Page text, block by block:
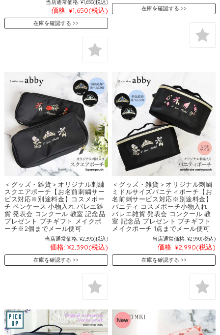
当店通常価格: ¥1,650(税込)
価格: ¥1,650(税込)
在庫を確認する
在庫を確認する
＜グッズ・雑貨＞オリジナル刺繍
スクエアポーチ【お名前刺繍サー
ビス対応※別途料金】コスメポー
チ ペンケース 小物入れ バレエ雑
貨 発表会 コンクール 教室 記念品
プレゼント プチギフト メイクポ
ーチ※2個までメール便可
当店通常価格: ¥2,390(税込)
価格: ¥2,390(税込)
在庫を確認する
＜グッズ・雑貨＞オリジナル刺繍
ミドルサイズバニティポーチ【お
名前刺サービス対応※別途料金】
バニティ コスメポーチ小物入れ
バレエ雑貨 発表会 コンクール 教
室 記念品 プレゼント プチギフト
メイクポーチ 1点までメール便可
当店通常価格: ¥2,990(税込)
価格: ¥2,990(税込)
在庫を確認する